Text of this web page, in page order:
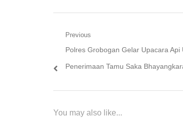
Navigasi
pos
Previous
Previous
post:
Polres Grobogan Gelar Upacara Api
Penerimaan Tamu Saka
You may also like...